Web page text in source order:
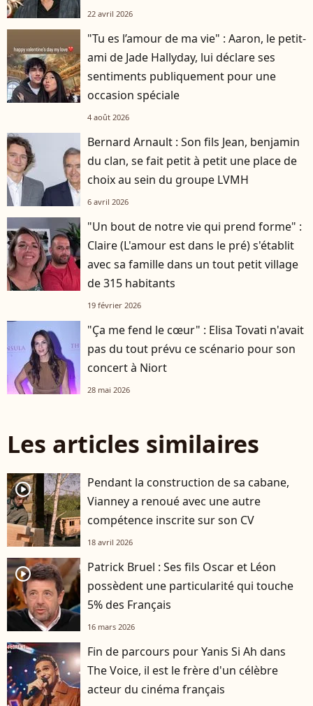
22 avril 2026
"Tu es l’amour de ma vie" : Aaron, le petit-
ami de Jade Hallyday, lui déclare ses
sentiments publiquement pour une
occasion spéciale
4 août 2026
Bernard Arnault : Son fils Jean, benjamin
du clan, se fait petit à petit une place de
choix au sein du groupe LVMH
6 avril 2026
"Un bout de notre vie qui prend forme" :
Claire (L'amour est dans le pré) s'établit
avec sa famille dans un tout petit village
de 315 habitants
19 février 2026
"Ça me fend le cœur" : Elisa Tovati n'avait
pas du tout prévu ce scénario pour son
concert à Niort
28 mai 2026
Les articles similaires
player2
Pendant la construction de sa cabane,
Vianney a renoué avec une autre
compétence inscrite sur son CV
18 avril 2026
player2
Patrick Bruel : Ses fils Oscar et Léon
possèdent une particularité qui touche
5% des Français
16 mars 2026
Fin de parcours pour Yanis Si Ah dans
The Voice, il est le frère d'un célèbre
acteur du cinéma français